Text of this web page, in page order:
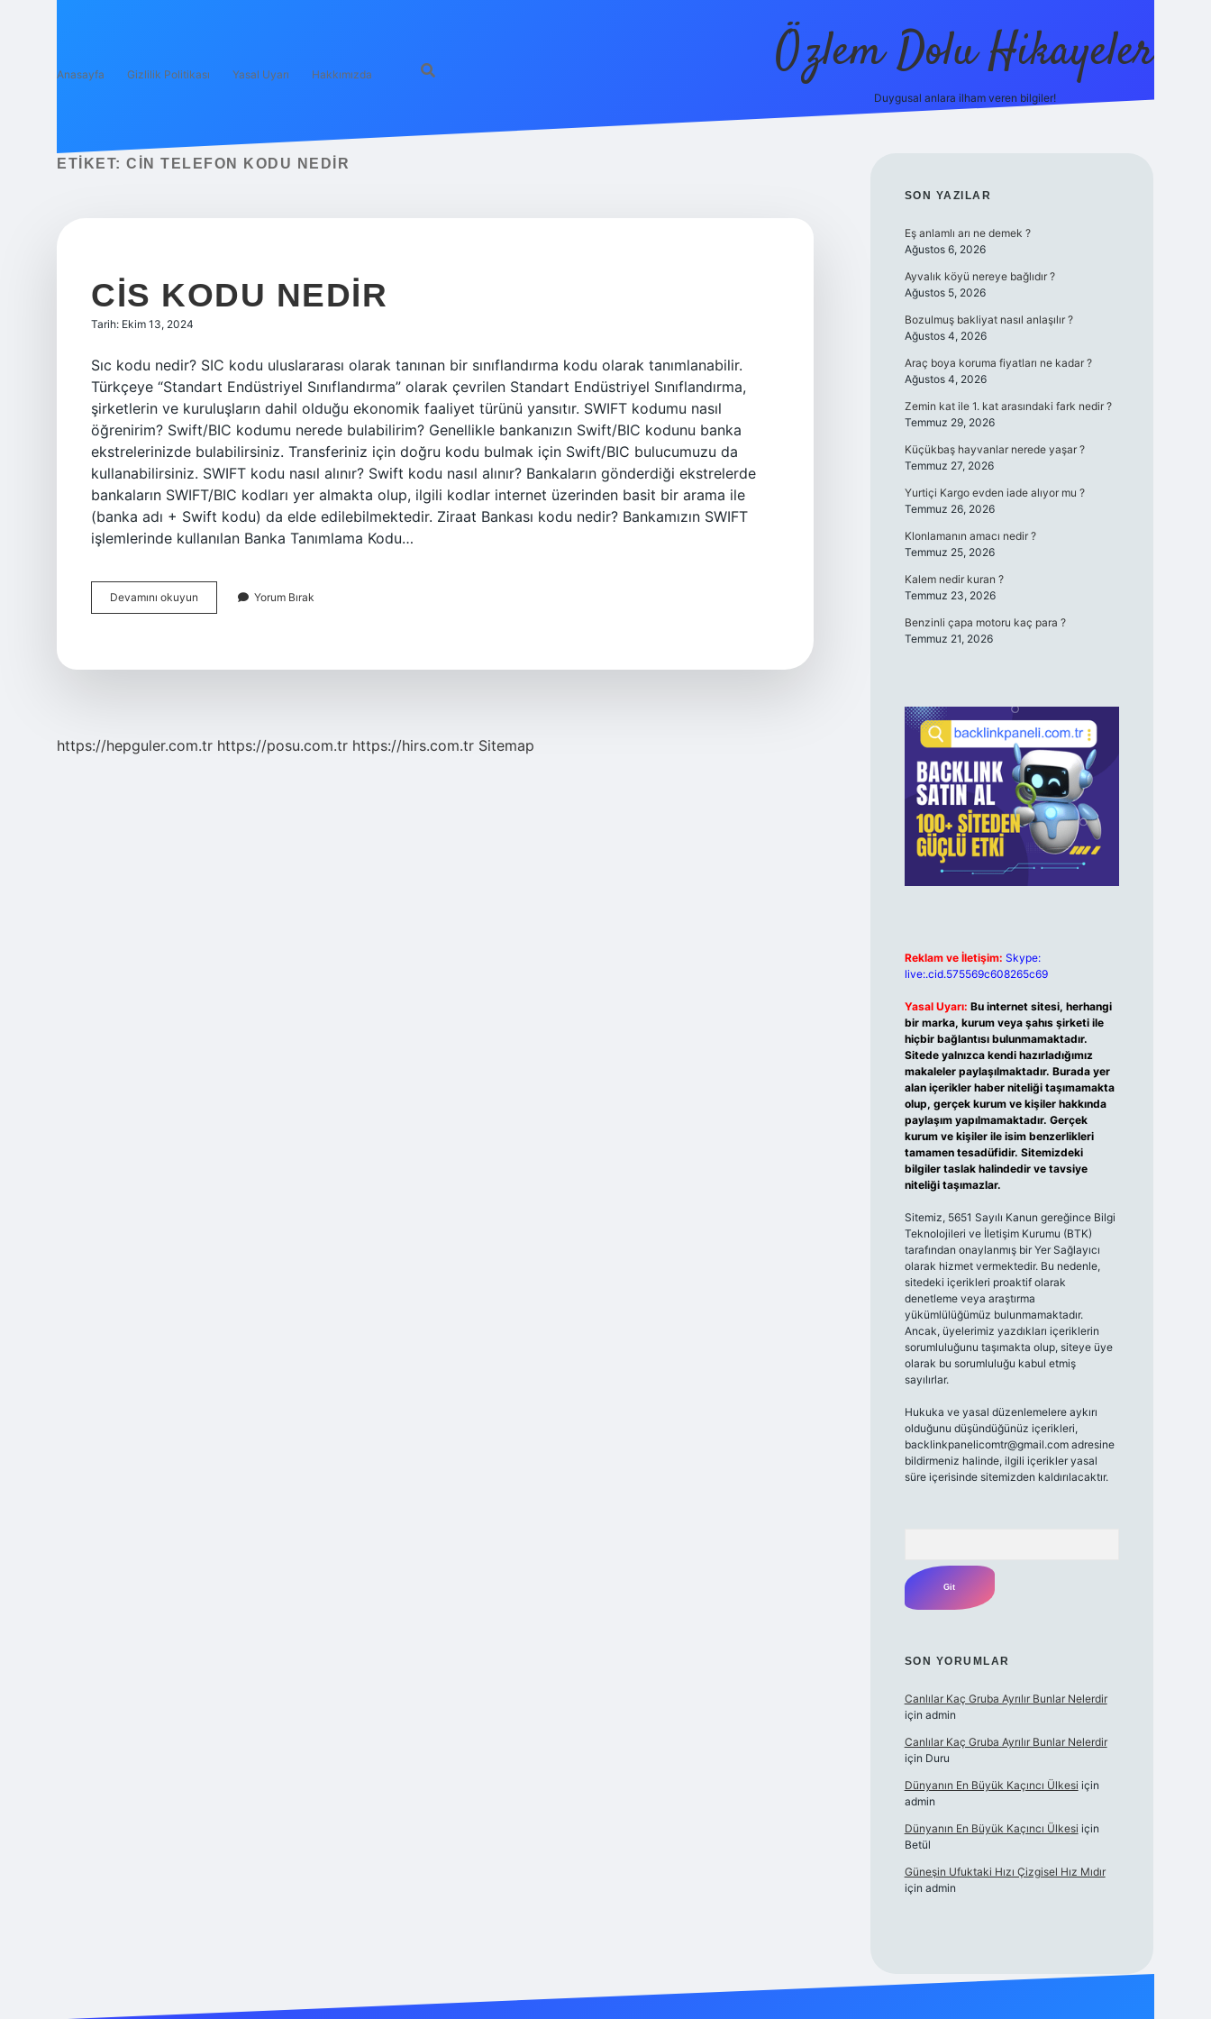
Anasayfa Gizlilik Politikası Yasal Uyarı Hakkımızda Özlem Dolu Hikayeler
Duygusal anlara ilham veren bilgiler!
ETIKET: CIN TELEFON KODU NEDIR
CIS KODU NEDIR
Tarih: Ekim 13, 2024
Sıc kodu nedir? SIC kodu uluslararası olarak tanınan bir sınıflandırma kodu olarak tanımlanabilir.
Türkçeye “Standart Endüstriyel Sınıflandırma” olarak çevrilen Standart Endüstriyel Sınıflandırma,
şirketlerin ve kuruluşların dahil olduğu ekonomik faaliyet türünü yansıtır. SWIFT kodumu nasıl
öğrenirim? Swift/BIC kodumu nerede bulabilirim? Genellikle bankanızın Swift/BIC kodunu banka
ekstrelerinizde bulabilirsiniz. Transferiniz için doğru kodu bulmak için Swift/BIC bulucumuzu da
kullanabilirsiniz. SWIFT kodu nasıl alınır? Swift kodu nasıl alınır? Bankaların gönderdiği ekstrelerde
bankaların SWIFT/BIC kodları yer almakta olup, ilgili kodlar internet üzerinden basit bir arama ile
(banka adı + Swift kodu) da elde edilebilmektedir. Ziraat Bankası kodu nedir? Bankamızın SWIFT
işlemlerinde kullanılan Banka Tanımlama Kodu…
Devamını okuyun
Kodu
Yorum Bırak
https://hepguler.com.tr https://posu.com.tr https://hirs.com.tr Sitemap
SIDEBAR
SON YAZILAR
Eş anlamlı arı ne demek ?
Ağustos 6, 2026
Ayvalık köyü nereye bağlıdır ?
Ağustos 5, 2026
Bozulmuş bakliyat nasıl anlaşılır ?
Ağustos 4, 2026
Araç boya koruma fiyatları ne kadar ?
Ağustos 4, 2026
Zemin kat ile 1. kat arasındaki fark nedir ?
Temmuz 29, 2026
Küçükbaş hayvanlar nerede yaşar ?
Temmuz 27, 2026
Yurtiçi Kargo evden iade alıyor mu ?
Temmuz 26, 2026
Klonlamanın amacı nedir ?
Temmuz 25, 2026
Kalem nedir kuran ?
Temmuz 23, 2026
Benzinli çapa motoru kaç para ?
Temmuz 21, 2026
Reklam ve İletişim: Skype:
live:.cid.575569c608265c69
Yasal Uyarı: Bu internet sitesi, herhangi
bir marka, kurum veya şahıs şirketi ile
hiçbir bağlantısı bulunmamaktadır.
Sitede yalnızca kendi hazırladığımız
makaleler paylaşılmaktadır. Burada yer
alan içerikler haber niteliği taşımamakta
olup, gerçek kurum ve kişiler hakkında
paylaşım yapılmamaktadır. Gerçek
kurum ve kişiler ile isim benzerlikleri
tamamen tesadüfidir. Sitemizdeki
bilgiler taslak halindedir ve tavsiye
niteliği taşımazlar.
Sitemiz, 5651 Sayılı Kanun gereğince Bilgi
Teknolojileri ve İletişim Kurumu (BTK)
tarafından onaylanmış bir Yer Sağlayıcı
olarak hizmet vermektedir. Bu nedenle,
sitedeki içerikleri proaktif olarak
denetleme veya araştırma
yükümlülüğümüz bulunmamaktadır.
Ancak, üyelerimiz yazdıkları içeriklerin
sorumluluğunu taşımakta olup, siteye üye
olarak bu sorumluluğu kabul etmiş
sayılırlar.
Hukuka ve yasal düzenlemelere aykırı
olduğunu düşündüğünüz içerikleri,
backlinkpanelicomtr@gmail.comadresine
bildirmeniz halinde, ilgili içerikler yasal
süre içerisinde sitemizden kaldırılacaktır.
SON YORUMLAR
Canlılar Kaç Gruba Ayrılır Bunlar Nelerdir
için admin
Canlılar Kaç Gruba Ayrılır Bunlar Nelerdir
için Duru
Dünyanın En Büyük Kaçıncı Ülkesi için
admin
Dünyanın En Büyük Kaçıncı Ülkesi için
Betül
Güneşin Ufuktaki Hızı Çizgisel Hız Mıdır
için admin